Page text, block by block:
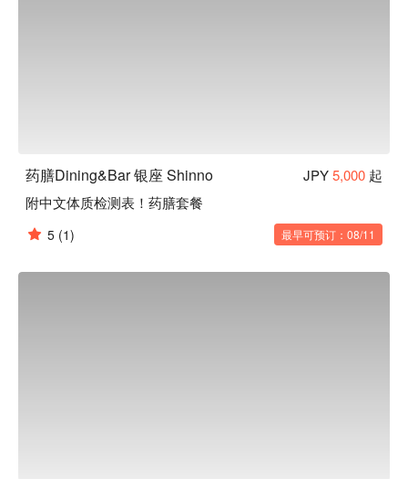
药膳Dining&Bar 银座 Shinno JPY5,000 起
附中文体质检测表！药膳套餐
5 (1) 最早可预订：08/11